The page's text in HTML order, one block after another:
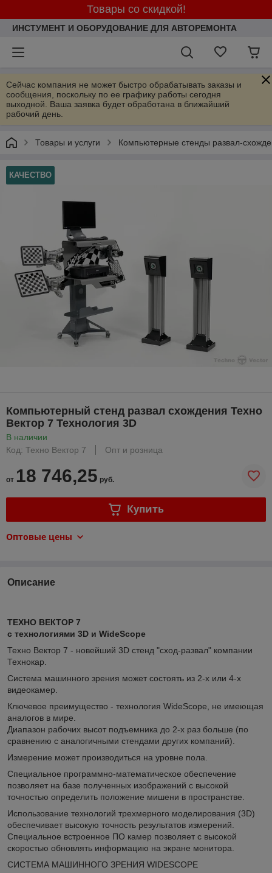
Товары со скидкой!
ИНСТУМЕНТ И ОБОРУДОВАНИЕ ДЛЯ АВТОРЕМОНТА
Сейчас компания не может быстро обрабатывать заказы и
сообщения, поскольку по ее графику работы сегодня
выходной. Ваша заявка будет обработана в ближайший
рабочий день.
Товары и услуги Компьютерные стенды развал-
КАЧЕСТВО
Компьютерный стенд развал схождения Техно
Вектор 7 Технология 3D
В наличии
Код: Техно Вектор 7
Опт и розница
от 18 746,25 руб.
Купить
Оптовые цены
Описание
ТЕХНО ВЕКТОР 7
с технологиями 3D и WideScope
Техно Вектор 7 - новейший 3D стенд "сход-развал" компании
Технокар.
Система машинного зрения может состоять из 2-х или 4-х
видеокамер.
Ключевое преимущество - технология WideScope, не имеющая
аналогов в мире.
Диапазон рабочих высот подъемника до 2-х раз больше (по
сравнению с аналогичными стендами других компаний).
Измерение может производиться на уровне пола.
Специальное программно-математическое обеспечение
позволяет на базе полученных изображений с высокой
точностью определить положение мишени в пространстве.
Использование технологий трехмерного моделирования (3D)
обеспечивает высокую точность результатов измерений.
Специальное встроенное ПО камер позволяет с высокой
скоростью обновлять информацию на экране монитора.
СИСТЕМА МАШИННОГО ЗРЕНИЯ WIDESCOPE